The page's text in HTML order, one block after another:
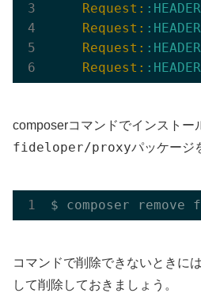
    Request:
    Request:
    Request:
    Request:
composerコマンドでインストー
fideloper/proxyパッケージ
$ composer remove
コマンドで削除できないときに
して削除しておきましょう。